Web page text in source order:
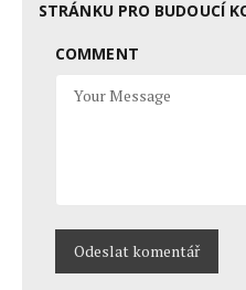
STRÁNKU PRO BUDOUCÍ
COMMENT